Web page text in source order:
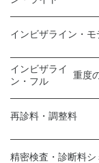
インビザライン・モ
インビザライ
ン・フル
重度
再診料・調整料
精密検査・診断料シ